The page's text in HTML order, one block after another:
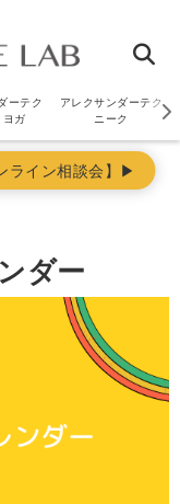
ーテク
ヨガ
アレクサンダーテク
ニーク
ライン相談会】▶︎
ダー